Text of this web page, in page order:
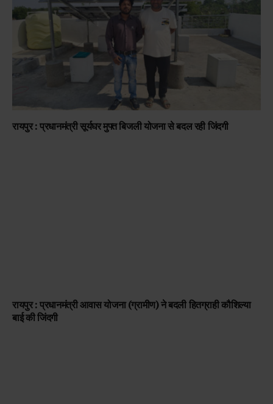
रायपुर : प्रधानमंत्री सूर्यघर मुफ्त बिजली योजना से बदल रही जिंदगी
रायपुर : प्रधानमंत्री आवास योजना (ग्रामीण) ने बदली हितग्राही कौशिल्या
बाई की जिंदगी